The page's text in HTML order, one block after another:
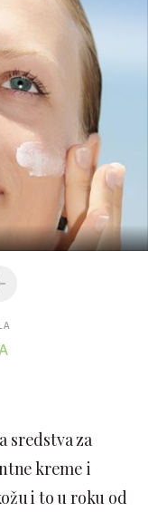
sredstva za
kreme i
i to u roku od